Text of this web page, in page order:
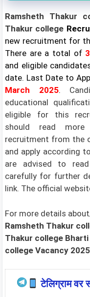
Ramsheth Thakur
Thakur college
new recruitment for
There are a total of
and eligible
date. Last Date to
March 2025.
educational
eligible for this
should read
recruitment from the
and apply according
are advised to
carefully for further
link. The official
For more details
Ramsheth Thakur
Thakur college
college Vacancy 2025
टेलिग्राम वर